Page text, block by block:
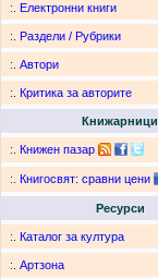
:. Електронни книги
:. Раздели / Рубрики
:. Автори
:. Критика за авторите
Книжарници
:. Книжен пазар
:. Книгосвят: сравни цени
Ресурси
:. Каталог за култура
:. Артзона